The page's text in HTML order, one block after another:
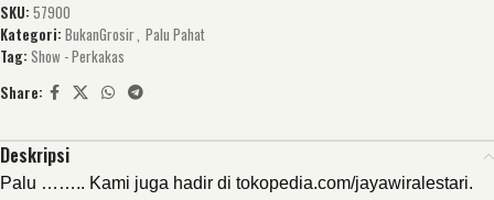
SKU: 57900
Kategori: BukanGrosir, Palu Pahat
Tag: Show - Perkakas
Share:
Deskripsi
Palu …….. Kami juga hadir di tokopedia.com/jayawiralestari.